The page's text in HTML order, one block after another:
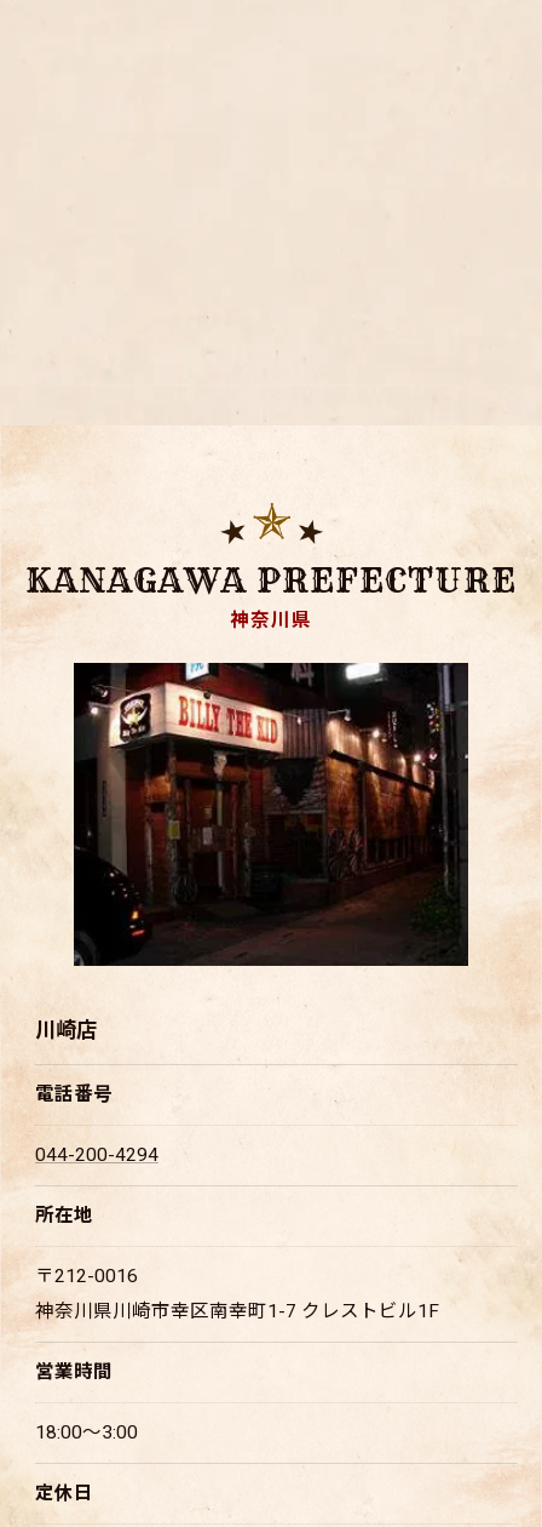
神奈川県
KANAGAWA PREFECTURE
川崎店
電話番号
044-200-4294
所在地
〒212-0016
神奈川県川崎市幸区南幸町1-7 クレストビル1F
営業時間
18:00～3:00
定休日